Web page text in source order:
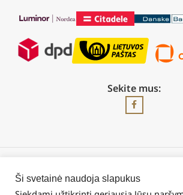
Sekite mus:
2026 © Visos teisės saugomos |
Ši svetainė naudoja slapukus